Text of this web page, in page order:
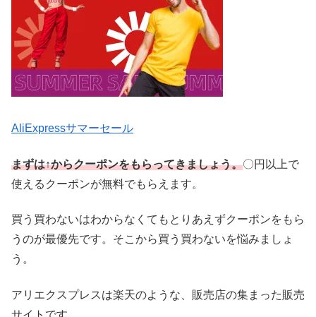
AliExpressサマーセール
まずは↑からクーポンをもらってきましょう。〇円以上で
使えるクーポンが無料でもらえます。
買う買わないはわからなくてもとりあえずクーポンをもら
うのが最優先です。そこから買う買わないを悩みましょ
う。
アリエクスプレスは楽天のような、販売店の集まった販売
サイトです。